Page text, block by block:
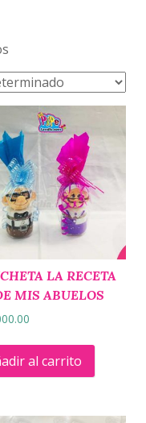
LA RECETA
MIS ABUELOS
al carrito